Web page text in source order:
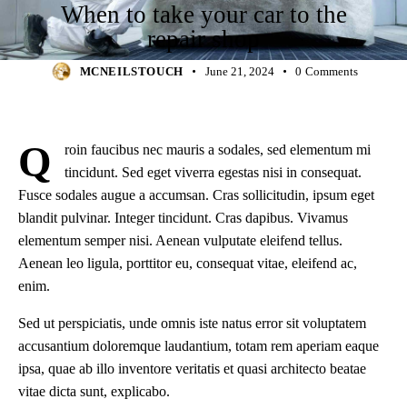
When to take your car to the
repair shop
MCNEILSTOUCH June 21, 2024 0 Comments
Q
roin faucibus nec mauris a sodales, sed elementum mi
tincidunt. Sed eget viverra egestas nisi in consequat.
Fusce sodales augue a accumsan. Cras sollicitudin, ipsum eget
blandit pulvinar. Integer tincidunt. Cras dapibus. Vivamus
elementum semper nisi. Aenean vulputate eleifend tellus.
Aenean leo ligula, porttitor eu, consequat vitae, eleifend ac,
enim.
Sed ut perspiciatis, unde omnis iste natus error sit voluptatem
accusantium doloremque laudantium, totam rem aperiam eaque
ipsa, quae ab illo inventore veritatis et quasi architecto beatae
vitae dicta sunt, explicabo.